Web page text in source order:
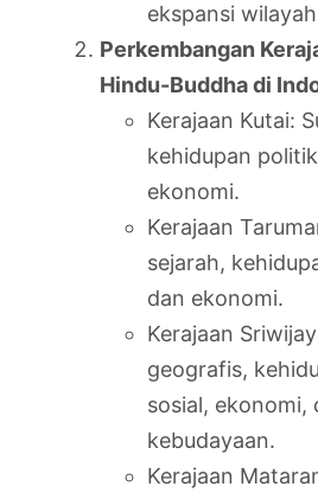
ekspansi
Perkembangan
Hindu-Buddha di
Kerajaan Kutai:
kehidupan
ekonomi.
Kerajaan
sejarah,
dan ekonomi.
Kerajaan
geografis,
sosial, ekonomi,
kebudayaan.
Kerajaan